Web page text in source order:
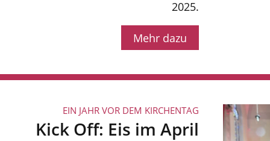
2025.
Mehr dazu
EIN JAHR VOR DEM KIRCHENTAG
Kick Off: Eis im April